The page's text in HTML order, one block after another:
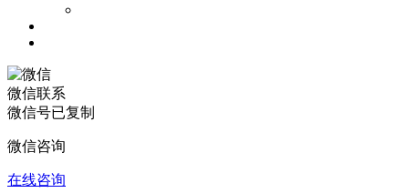
微信联系
微信号已复制
微信咨询
在线咨询